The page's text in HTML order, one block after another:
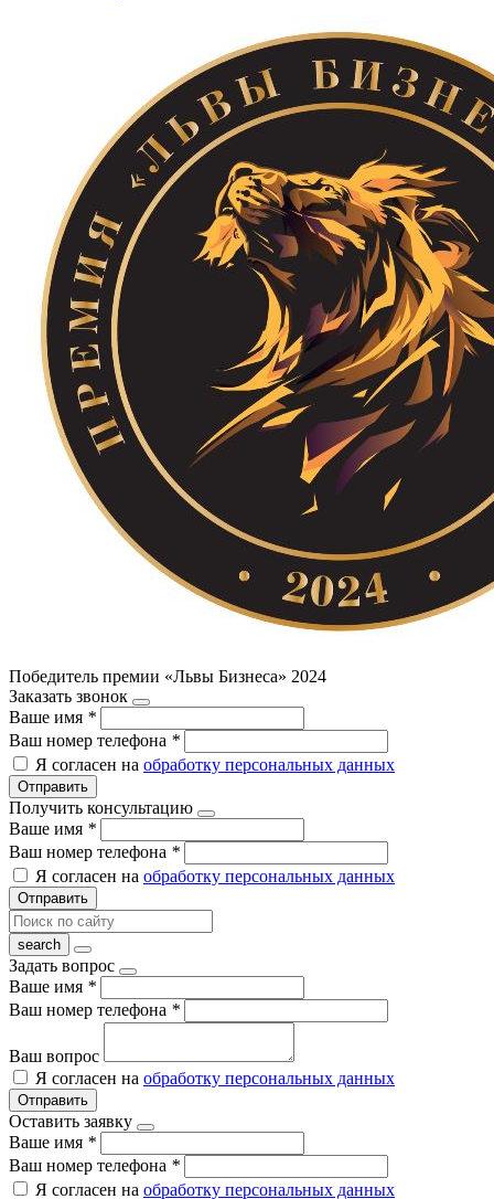
Победитель премии «Львы Бизнеса» 2024
Заказать звонок
Ваше имя *
Ваш номер телефона *
Я согласен на обработку персональных данных
Отправить
Получить консультацию
Ваше имя *
Ваш номер телефона *
Я согласен на обработку персональных данных
Отправить
Задать вопрос
Ваше имя *
Ваш номер телефона *
Ваш вопрос
Я согласен на обработку персональных данных
Отправить
Оставить заявку
Ваше имя *
Ваш номер телефона *
Я согласен на обработку персональных данных